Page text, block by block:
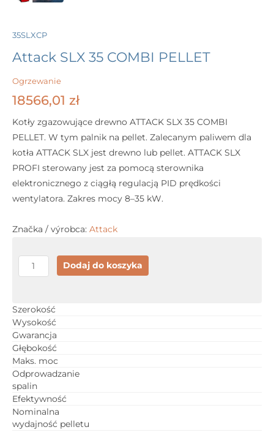
35SLXCP
Attack SLX 35 COMBI PELLET
Ogrzewanie
18566,01 zł
Kotły zgazowujące drewno ATTACK SLX 35 COMBI
PELLET. W tym palnik na pellet. Zalecanym paliwem dla
kotła ATTACK SLX jest drewno lub pellet. ATTACK SLX
PROFI sterowany jest za pomocą sterownika
elektronicznego z ciągłą regulacją PID prędkości
wentylatora. Zakres mocy 8–35 kW.
Značka / výrobca: Attack
ilość
Attack
35
COMBI
PELLET
Dodaj do koszyka
Szerokość
Wysokość
Gwarancja
Głębokość
Maks. moc
Odprowadzanie
spalin
Efektywność
Nominalna
wydajność pelletu